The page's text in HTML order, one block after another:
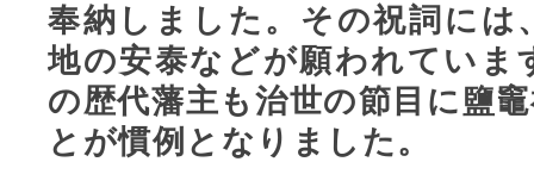
奉納しました。その祝詞には
地の安泰などが願われていま
の歴代藩主も治世の節目に鹽
とが慣例となりました。